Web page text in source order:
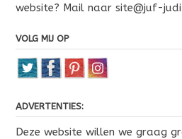
website? Mail naar site@juf-
VOLG MIJ OP
ADVERTENTIES:
Deze website willen we graag